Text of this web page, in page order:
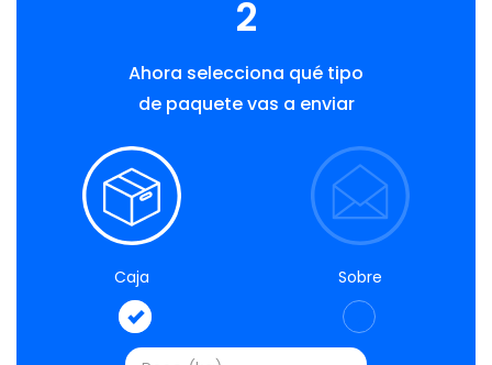
2
Ahora selecciona qué tipo
de paquete vas a enviar
Caja Sobre